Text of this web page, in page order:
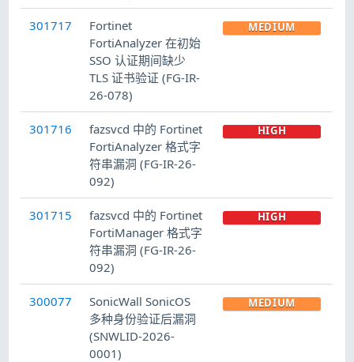
301717
Fortinet
FortiAnalyzer 在初始
SSO 认证期间缺少
TLS 证书验证 (FG-IR-
26-078)
MEDIUM
301716
fazsvcd 中的 Fortinet
FortiAnalyzer 格式字
符串漏洞 (FG-IR-26-
092)
HIGH
301715
fazsvcd 中的 Fortinet
FortiManager 格式字
符串漏洞 (FG-IR-26-
092)
HIGH
300077
SonicWall SonicOS
多种身份验证后漏洞
(SNWLID-2026-
0001)
MEDIUM